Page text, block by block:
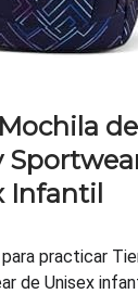
Infantil
practicar
de Unisex